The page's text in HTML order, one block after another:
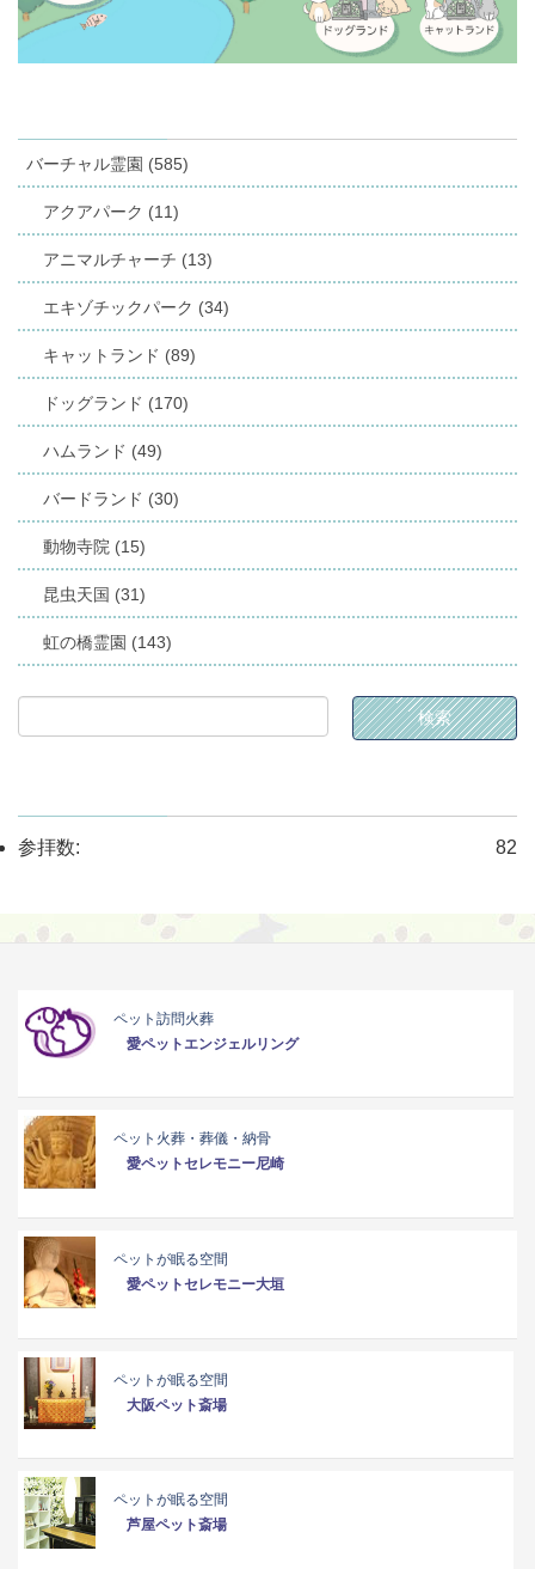
バーチャル霊園 (585)
アクアパーク (11)
アニマルチャーチ (13)
エキゾチックパーク (34)
キャットランド (89)
ドッグランド (170)
ハムランド (49)
バードランド (30)
動物寺院 (15)
昆虫天国 (31)
虹の橋霊園 (143)
82
参拝数:
ペット訪問火葬
愛ペットエンジェルリング
ペット火葬・葬儀・納骨
愛ペットセレモニー尼崎
ペットが眠る空間
愛ペットセレモニー大垣
ペットが眠る空間
大阪ペット斎場
ペットが眠る空間
芦屋ペット斎場